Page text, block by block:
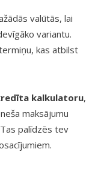
valūtās, lai
variantu.
kas atbilst
kalkulatoru,
maksājumu
palīdzēs tev